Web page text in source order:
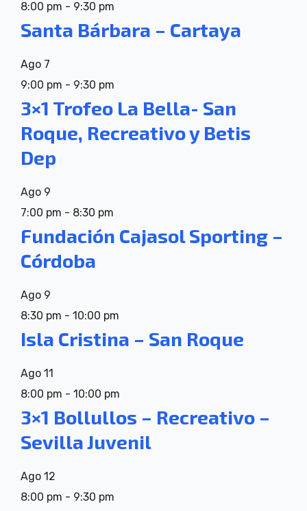
8:00 pm - 9:30 pm
Santa Bárbara – Cartaya
Ago 7
9:00 pm - 9:30 pm
3×1 Trofeo La Bella- San
Roque, Recreativo y Betis
Dep
Ago 9
7:00 pm - 8:30 pm
Fundación Cajasol Sporting –
Córdoba
Ago 9
8:30 pm - 10:00 pm
Isla Cristina – San Roque
Ago 11
8:00 pm - 10:00 pm
3×1 Bollullos – Recreativo –
Sevilla Juvenil
Ago 12
8:00 pm - 9:30 pm